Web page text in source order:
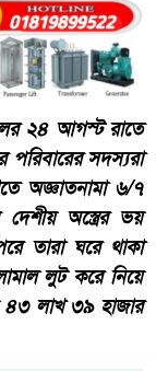
২৪ আগস্ট রাতে
সদস্যরা
অজ্ঞাতনামা ৬/৭
অস্ত্রের ভয়
তারা ঘরে থাকা
লুট করে নিয়ে
৪৩ লাখ ৩৯ হাজার